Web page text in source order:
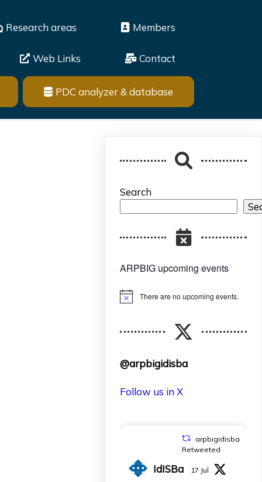
Research areas Members
Web Links Contact
PDC analyzer & database
Search
ARPBIG upcoming events
Notice There are no upcoming events.
@arpbigidisba
Follow us in X
arpbigidisba
Retweeted
IdISBa 17 Jul